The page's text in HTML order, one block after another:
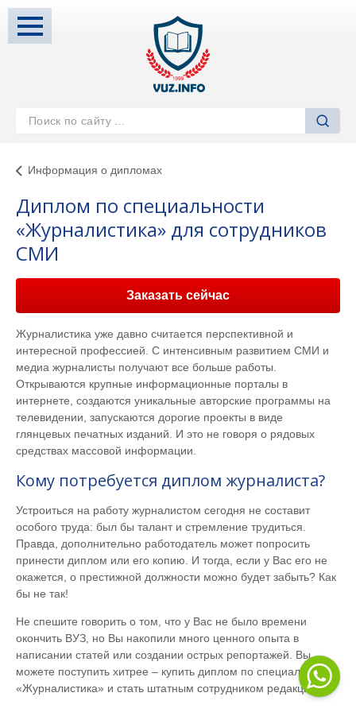
Информация о дипломах
Диплом по специальности
«Журналистика» для сотрудников
СМИ
Заказать сейчас
Журналистика уже давно считается перспективной и
интересной профессией. С интенсивным развитием СМИ и
медиа журналисты получают все больше работы.
Открываются крупные информационные порталы в
интернете, создаются уникальные авторские программы на
телевидении, запускаются дорогие проекты в виде
глянцевых печатных изданий. И это не говоря о рядовых
средствах массовой информации.
Кому потребуется диплом журналиста?
Устроиться на работу журналистом сегодня не составит
особого труда: был бы талант и стремление трудиться.
Правда, дополнительно работодатель может попросить
принести диплом или его копию. И тогда, если у Вас его не
окажется, о престижной должности можно будет забыть? Как
бы не так!
Не спешите говорить о том, что у Вас не было времени
окончить ВУЗ, но Вы накопили много ценного опыта в
написании статей или создании острых репортажей. Вы
можете поступить хитрее – купить диплом по специальности
«Журналистика» и стать штатным сотрудником редакции.